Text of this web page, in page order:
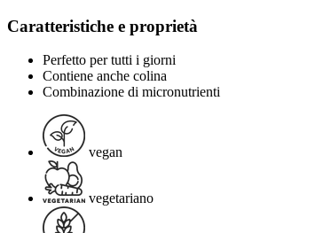
Caratteristiche e proprietà
Perfetto per tutti i giorni
Contiene anche colina
Combinazione di micronutrienti
vegan
vegetariano